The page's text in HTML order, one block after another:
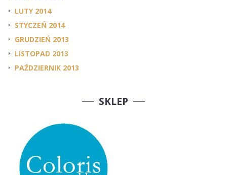
LUTY 2014
STYCZEŃ 2014
GRUDZIEŃ 2013
LISTOPAD 2013
PAŹDZIERNIK 2013
SKLEP